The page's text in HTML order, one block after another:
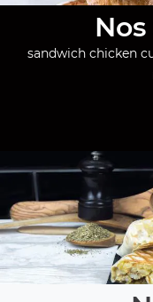
sandwich chicken